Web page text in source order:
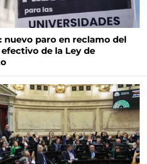
nuevo paro en reclamo del
de la Ley de